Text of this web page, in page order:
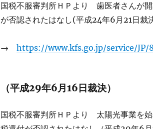
国税不服審判所ＨＰより 歯医者さんが
が否認されたはなし(平成24年6月21日裁
→ https://www.kfs.go.jp/service/
（平成29年6月16日裁決）
国税不服審判所ＨＰより 太陽光事業を